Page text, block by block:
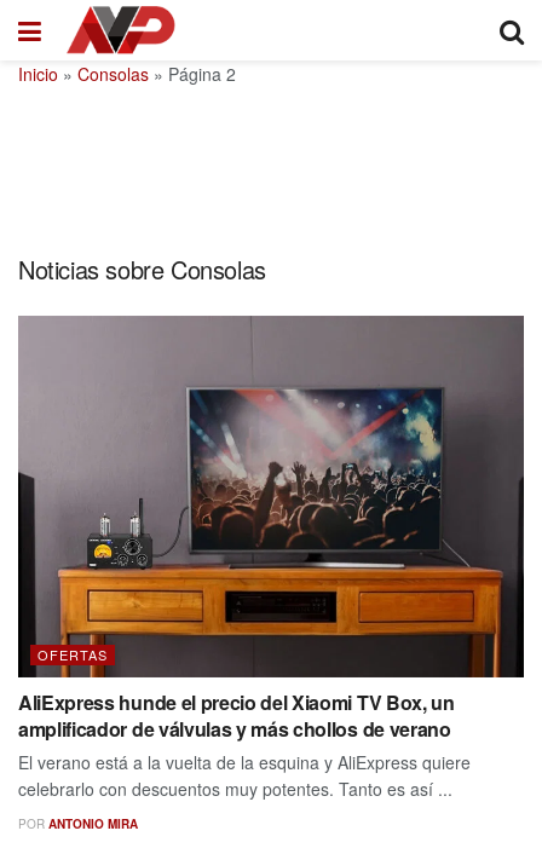
Inicio » Consolas » Página 2
Noticias sobre Consolas
OFERTAS
AliExpress hunde el precio del Xiaomi TV Box, un
amplificador de válvulas y más chollos de verano
El verano está a la vuelta de la esquina y AliExpress quiere
celebrarlo con descuentos muy potentes. Tanto es así ...
POR ANTONIO MIRA